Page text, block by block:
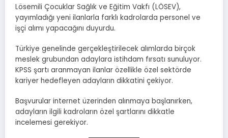
Lösemili Çocuklar Sağlık ve Eğitim Vakfı (LÖSEV),
yayımladığı yeni ilanlarla farklı kadrolarda personel ve
işçi alımı yapacağını duyurdu.
Türkiye genelinde gerçekleştirilecek alımlarda birçok
meslek grubundan adaylara istihdam fırsatı sunuluyor.
KPSS şartı aranmayan ilanlar özellikle özel sektörde
kariyer hedefleyen adayların dikkatini çekiyor.
Başvurular internet üzerinden alınmaya başlanırken,
adayların ilgili kadroların özel şartlarını dikkatle
incelemesi gerekiyor.